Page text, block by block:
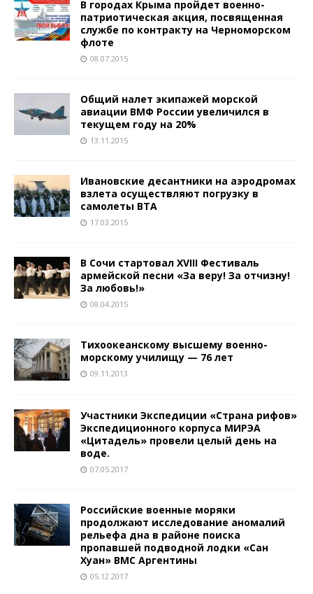
В городах Крыма пройдет военно-
патриотическая акция, посвященная
службе по контракту на Черноморском
флоте
08.07.2015
Общий налет экипажей морской
авиации ВМФ России увеличился в
текущем году на 20%
13.11.2015
Ивановские десантники на аэродромах
взлета осуществляют погрузку в
самолеты ВТА
17.03.2015
В Сочи стартовал XVIII Фестиваль
армейской песни «За веру! За отчизну!
За любовь!»
08.04.2015
Тихоокеанскому высшему военно-
морскому училищу — 76 лет
09.11.2013
Участники Экспедиции «Страна рифов»
Экспедиционного корпуса МИРЭА
«Цитадель» провели целый день на
воде.
07.05.2017
Российские военные моряки
продолжают исследование аномалий
рельефа дна в районе поиска
пропавшей подводной лодки «Сан
Хуан» ВМС Аргентины
05.12.2017